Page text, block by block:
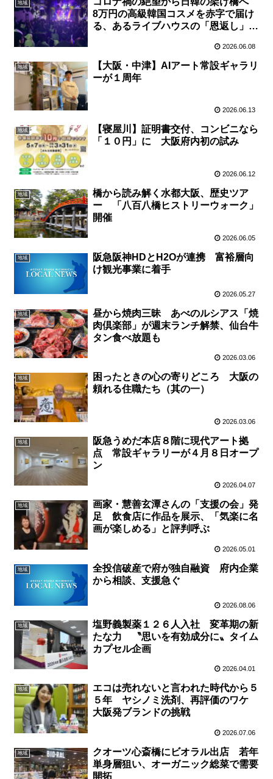
地域
8万円の高級韓国コスメを赤字で届け
る、あるライブハウスの「恩返し」
2026.06.08
地域
【大阪・中津】AIアート常設ギャラリ
ーが１周年
2026.06.13
地域
【寝屋川】証明書交付、コンビニなら
「１０円」に 大阪府内初の試み
2026.06.12
地域
橋から読み解く水都大阪、歴史ツア
ー 「八百八橋ヒストリーウォーク」
開催
2026.06.05
地域
阪急阪神HDとH2Oが連携 富裕層向
け観光事業に着手
2026.05.27
地域
昼から焼肉三昧 あべのルシアス「焼
肉倶楽部」が週末ランチ解禁、仙台牛
タン食べ放題も
2026.03.06
地域
困ったときの心の寄りどころ 大阪の
頼れる住職たち（其の一）
2026.03.06
地域
阪急うめだ本店８階に現代アート拠
点 常設ギャラリーが４月８日オープ
ン
2026.04.07
地域
画家・慧善玄潭さんの「支援の会」発
足 飲食店に作品を展示、「気楽に名
画が楽しめる」と評判呼ぶ
2026.05.01
地域
全投信破産で府が独自融資 府内企業
から相談、支援急ぐ
2026.08.06
地域
塩野義製薬１２６人入社 変革期の新
たな力 〝思いを有効成分に〟タイム
カプセル企画
2026.04.01
地域
エコは売れないと言われた時代から５
５年 ヤシノミ洗剤、再評価のワケ
大阪発ブランドの挑戦
2026.07.06
地域
クオーツ心斎橋にビオラル出店 若年
単身層狙い、オーガニック総菜で需要
開拓